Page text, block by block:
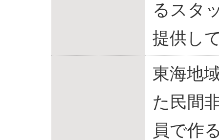
るスタ
提供し
東海地
た民間
員で作